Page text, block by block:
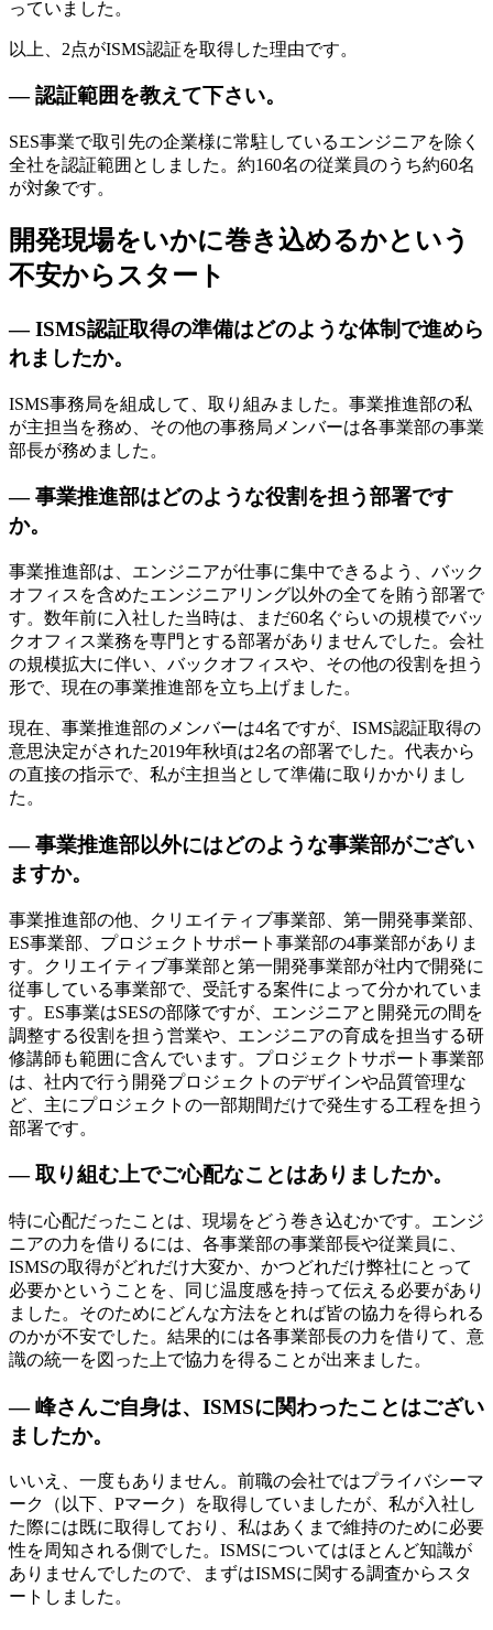
っていました。
以上、2点がISMS認証を取得した理由です。
— 認証範囲を教えて下さい。
SES事業で取引先の企業様に常駐しているエンジニアを除く
全社を認証範囲としました。約160名の従業員のうち約60名
が対象です。
開発現場をいかに巻き込めるかという
不安からスタート
— ISMS認証取得の準備はどのような体制で進めら
れましたか。
ISMS事務局を組成して、取り組みました。事業推進部の私
が主担当を務め、その他の事務局メンバーは各事業部の事業
部長が務めました。
— 事業推進部はどのような役割を担う部署です
か。
事業推進部は、エンジニアが仕事に集中できるよう、バック
オフィスを含めたエンジニアリング以外の全てを賄う部署で
す。数年前に入社した当時は、まだ60名ぐらいの規模でバッ
クオフィス業務を専門とする部署がありませんでした。会社
の規模拡大に伴い、バックオフィスや、その他の役割を担う
形で、現在の事業推進部を立ち上げました。
現在、事業推進部のメンバーは4名ですが、ISMS認証取得の
意思決定がされた2019年秋頃は2名の部署でした。代表から
の直接の指示で、私が主担当として準備に取りかかりまし
た。
— 事業推進部以外にはどのような事業部がござい
ますか。
事業推進部の他、クリエイティブ事業部、第一開発事業部、
ES事業部、プロジェクトサポート事業部の4事業部がありま
す。クリエイティブ事業部と第一開発事業部が社内で開発に
従事している事業部で、受託する案件によって分かれていま
す。ES事業はSESの部隊ですが、エンジニアと開発元の間を
調整する役割を担う営業や、エンジニアの育成を担当する研
修講師も範囲に含んでいます。プロジェクトサポート事業部
は、社内で行う開発プロジェクトのデザインや品質管理な
ど、主にプロジェクトの一部期間だけで発生する工程を担う
部署です。
— 取り組む上でご心配なことはありましたか。
特に心配だったことは、現場をどう巻き込むかです。エンジ
ニアの力を借りるには、各事業部の事業部長や従業員に、
ISMSの取得がどれだけ大変か、かつどれだけ弊社にとって
必要かということを、同じ温度感を持って伝える必要があり
ました。そのためにどんな方法をとれば皆の協力を得られる
のかが不安でした。結果的には各事業部長の力を借りて、意
識の統一を図った上で協力を得ることが出来ました。
— 峰さんご自身は、ISMSに関わったことはござい
ましたか。
いいえ、一度もありません。前職の会社ではプライバシーマ
ーク（以下、Pマーク）を取得していましたが、私が入社し
た際には既に取得しており、私はあくまで維持のために必要
性を周知される側でした。ISMSについてはほとんど知識が
ありませんでしたので、まずはISMSに関する調査からスタ
ートしました。